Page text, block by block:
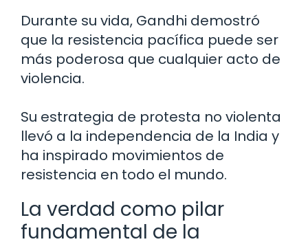
Durante su vida, Gandhi demostró
que la resistencia pacífica puede ser
más poderosa que cualquier acto de
violencia.
Su estrategia de protesta no violenta
llevó a la independencia de la India y
ha inspirado movimientos de
resistencia en todo el mundo.
La verdad como pilar
fundamental de la